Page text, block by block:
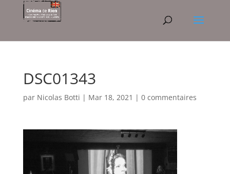
DSC01343
par Nicolas Botti | Mar 18, 2021 | 0 commentaires